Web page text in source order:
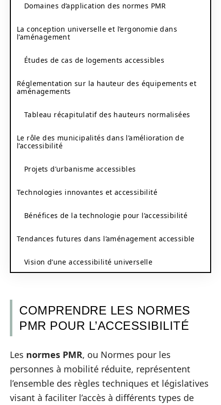
Domaines d’application des normes PMR
La conception universelle et l’ergonomie dans
l’aménagement
Études de cas de logements accessibles
Réglementation sur la hauteur des équipements et
aménagements
Tableau récapitulatif des hauteurs normalisées
Le rôle des municipalités dans l’amélioration de
l’accessibilité
Projets d’urbanisme accessibles
Technologies innovantes et accessibilité
Bénéfices de la technologie pour l’accessibilité
Tendances futures dans l’aménagement accessible
Vision d’une accessibilité universelle
COMPRENDRE LES NORMES
PMR POUR L’ACCESSIBILITÉ
Les normes PMR, ou Normes pour les
personnes à mobilité réduite, représentent
l’ensemble des règles techniques et législatives
visant à faciliter l’accès à différents types de